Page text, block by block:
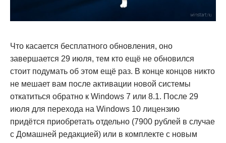
Что касается бесплатного обновления, оно
завершается 29 июля, тем кто ещё не обновился
стоит подумать об этом ещё раз. В конце концов никто
не мешает вам после активации новой системы
откатиться обратно к Windows 7 или 8.1. После 29
июля для перехода на Windows 10 лицензию
придётся приобретать отдельно (7900 рублей в случае
с Домашней редакцией) или в комплекте с новым